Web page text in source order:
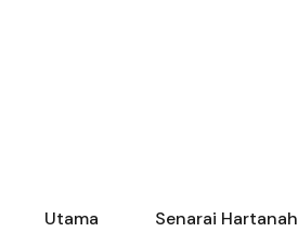
Utama Senarai Hartanah